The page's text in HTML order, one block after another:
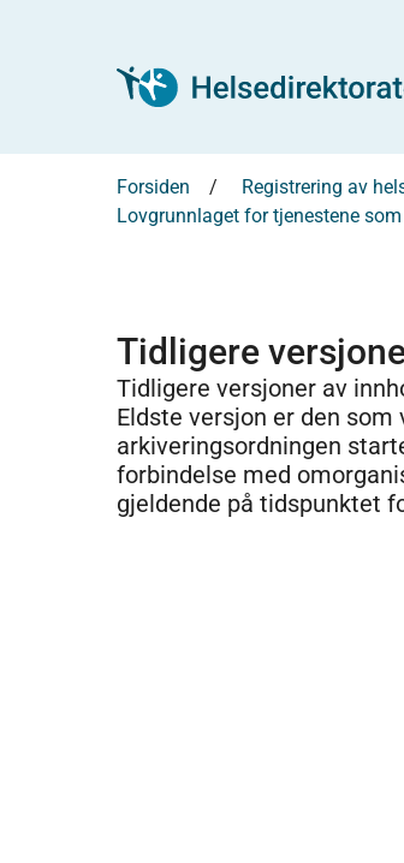
Forsiden Registrering av
Lovgrunnlaget for tjenestene
Tidligere
Tidligere versjoner av
Eldste versjon er den som
arkiveringsordningen
forbindelse med
gjeldende på tidspunktet